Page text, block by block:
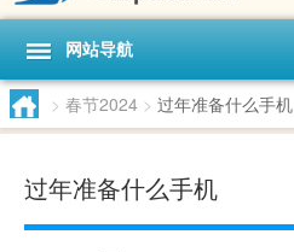
网站导航
> 春节2024 > 过年准备什么手机
过年准备什么手机